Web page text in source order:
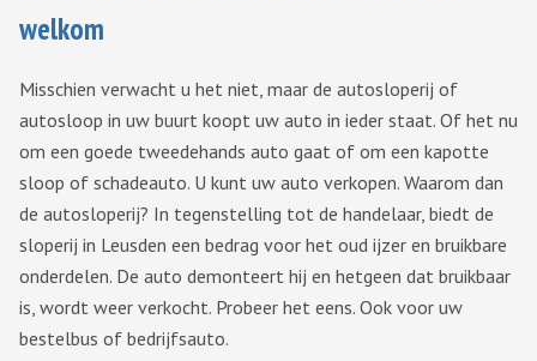
welkom
Misschien verwacht u het niet, maar de autosloperij of
autosloop in uw buurt koopt uw auto in ieder staat. Of het nu
om een goede tweedehands auto gaat of om een kapotte
sloop of schadeauto. U kunt uw auto verkopen. Waarom dan
de autosloperij? In tegenstelling tot de handelaar, biedt de
sloperij in Leusden een bedrag voor het oud ijzer en bruikbare
onderdelen. De auto demonteert hij en hetgeen dat bruikbaar
is, wordt weer verkocht. Probeer het eens. Ook voor uw
bestelbus of bedrijfsauto.